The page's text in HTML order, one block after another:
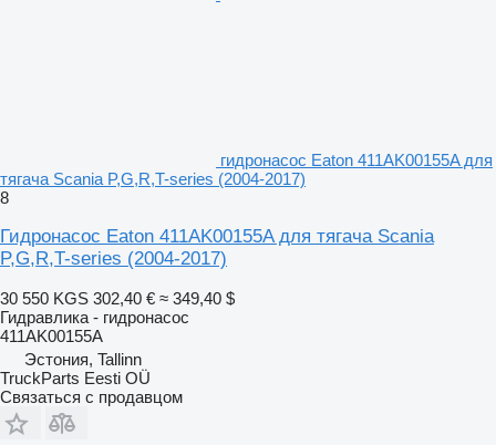
гидронасос Eaton 411AK00155A для
тягача Scania P,G,R,T-series (2004-2017)
8
Гидронасос Eaton 411AK00155A для тягача Scania
P,G,R,T-series (2004-2017)
30 550 KGS 302,40 € ≈ 349,40 $
Гидравлика - гидронасос
411AK00155A
Эстония, Tallinn
TruckParts Eesti OÜ
Связаться с продавцом